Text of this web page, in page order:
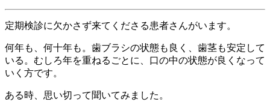
定期検診に欠かさず来てくださる患者さんがいます。
何年も、何十年も。歯ブラシの状態も良く、歯茎も安定して
いる。むしろ年を重ねるごとに、口の中の状態が良くなって
いく方です。
ある時、思い切って聞いてみました。